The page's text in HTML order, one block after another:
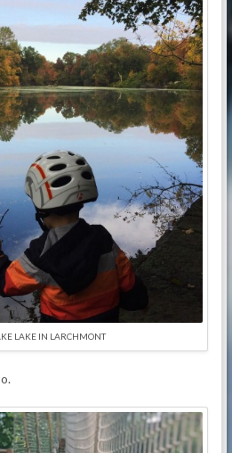
LAKE IN LARCHMONT